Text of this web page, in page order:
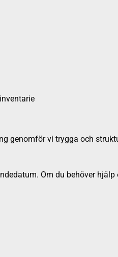
genomför vi trygga och
Om du behöver